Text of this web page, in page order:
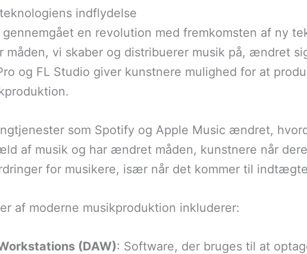
indflydelse
en revolution med fremkomsten af ny
måden, vi skaber og distribuerer musik på, ændret
og FL Studio giver kunstnere mulighed for at
som Spotify og Apple Music ændret,
af musik og har ændret måden, kunstnere når
for musikere, især når det kommer til
af moderne musikproduktion inkluderer:
(DAW): Software, der bruges til at